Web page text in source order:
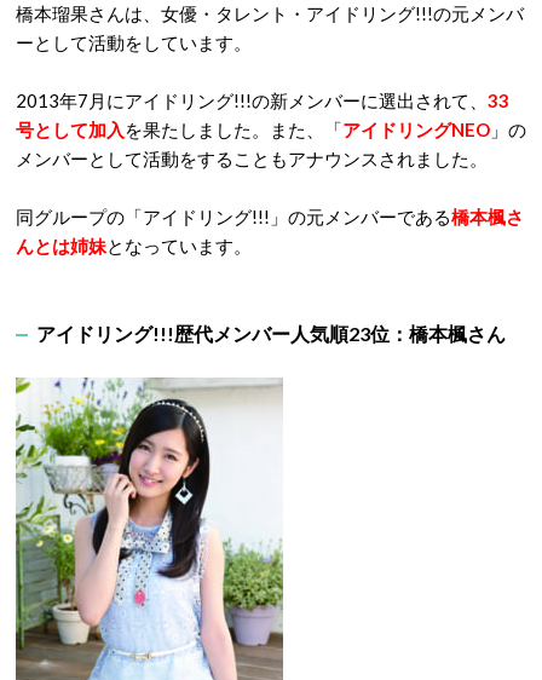
橋本瑠果さんは、女優・タレント・アイドリング!!!の元メンバ
ーとして活動をしています。
2013年7月にアイドリング!!!の新メンバーに選出されて、 33
号として加入 を果たしました。また、「アイドリングNEO 」の
メンバーとして活動をすることもアナウンスされました。
同グループの「アイドリング!!!」の元メンバーである橋本楓さ
んとは姉妹となっています。
アイドリング!!!歴代メンバー人気順23位：橋本楓さん